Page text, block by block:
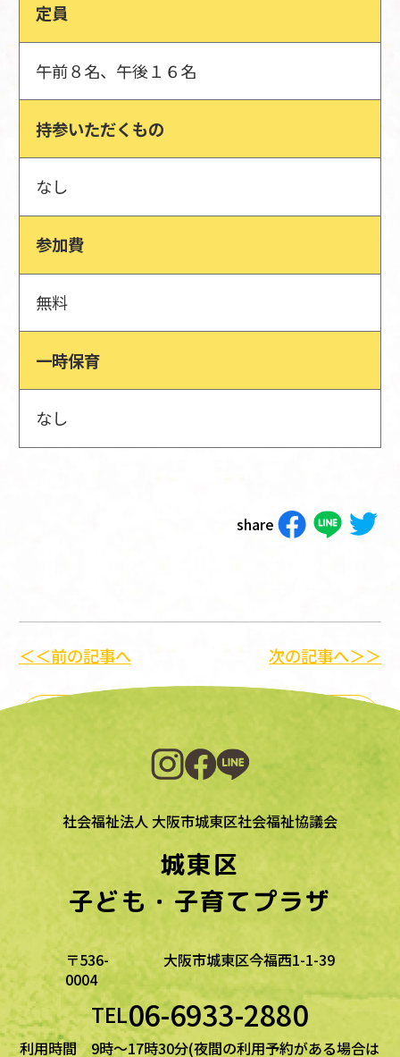
定員
午前８名、午後１６名
持参いただくもの
なし
参加費
無料
一時保育
なし
share
＜＜前の記事へ
一覧に戻る
次の記事へ＞＞
社会福祉法人 大阪市城東区社会福祉協議会
城東区
子ども・子育てプラザ
〒536-
0004
大阪市城東区今福西1-1-39
TEL06-6933-2880
利用時間 9時～17時30分(夜間の利用予約がある場合は